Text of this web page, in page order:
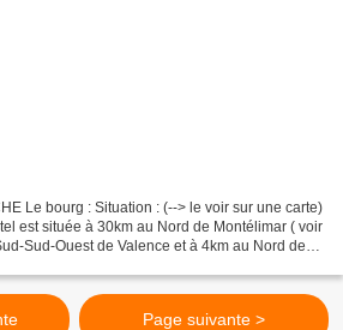
Le bourg : Situation : (--> le voir sur une carte)
est située à 30km au Nord de Montélimar ( voir
Sud-Ouest de Valence et à 4km au Nord de
Page suivante >